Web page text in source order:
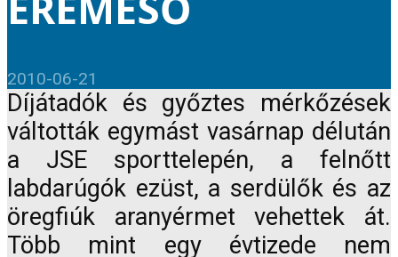
2010-06-21
Díjátadók és győztes mérkőzések
váltották egymást vasárnap délután
a JSE sporttelepén, a felnőtt
labdarúgók ezüst, a serdülők és az
öregfiúk aranyérmet vehettek át.
Több mint egy évtizede nem